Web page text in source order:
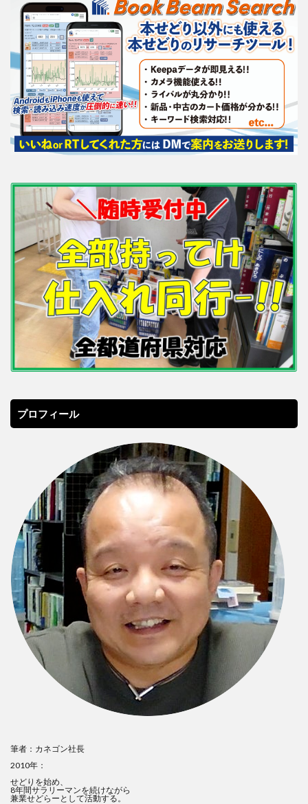
プロフィール
筆者：カネゴン社長
2010年：
せどりを始め、
8年間サラリーマンを続けながら
兼業せどらーとして活動する。